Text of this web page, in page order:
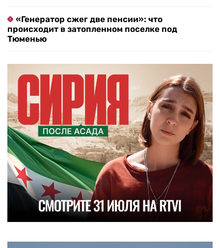
«Генератор сжег две пенсии»: что
происходит в затопленном поселке под
Тюменью